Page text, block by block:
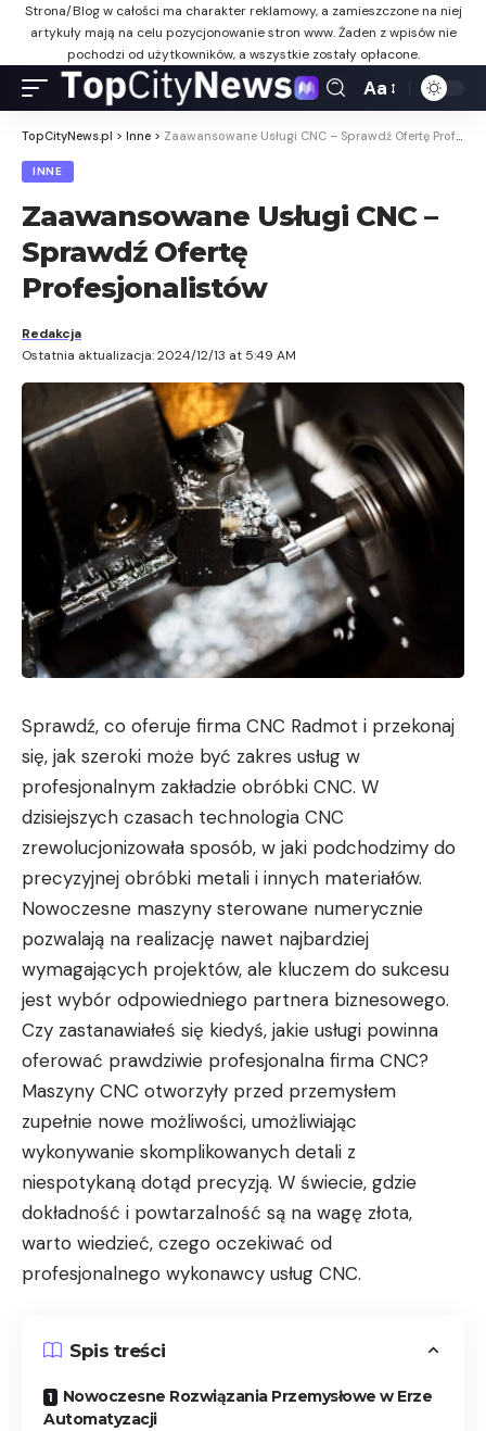
Strona/Blog w całości ma charakter reklamowy, a zamieszczone na niej
artykuły mają na celu pozycjonowanie stron www. Żaden z wpisów nie
pochodzi od użytkowników, a wszystkie zostały opłacone.
Aa
TopCityNews.pl > Inne > Zaawansowane Usługi CNC – Sprawdź Ofertę Profesjonalistów
INNE
Zaawansowane Usługi CNC –
Sprawdź Ofertę
Profesjonalistów
Ostatnia aktualizacja: 2024/12/13 at 5:49 AM
Redakcja
Sprawdź, co oferuje firma CNC Radmot i przekonaj
się, jak szeroki może być zakres usług w
profesjonalnym zakładzie obróbki CNC. W
dzisiejszych czasach technologia CNC
zrewolucjonizowała sposób, w jaki podchodzimy do
precyzyjnej obróbki metali i innych materiałów.
Nowoczesne maszyny sterowane numerycznie
pozwalają na realizację nawet najbardziej
wymagających projektów, ale kluczem do sukcesu
jest wybór odpowiedniego partnera biznesowego.
Czy zastanawiałeś się kiedyś, jakie usługi powinna
oferować prawdziwie profesjonalna firma CNC?
Maszyny CNC otworzyły przed przemysłem
zupełnie nowe możliwości, umożliwiając
wykonywanie skomplikowanych detali z
niespotykaną dotąd precyzją. W świecie, gdzie
dokładność i powtarzalność są na wagę złota,
warto wiedzieć, czego oczekiwać od
profesjonalnego wykonawcy usług CNC.
Spis treści
Nowoczesne Rozwiązania Przemysłowe w Erze
Automatyzacji